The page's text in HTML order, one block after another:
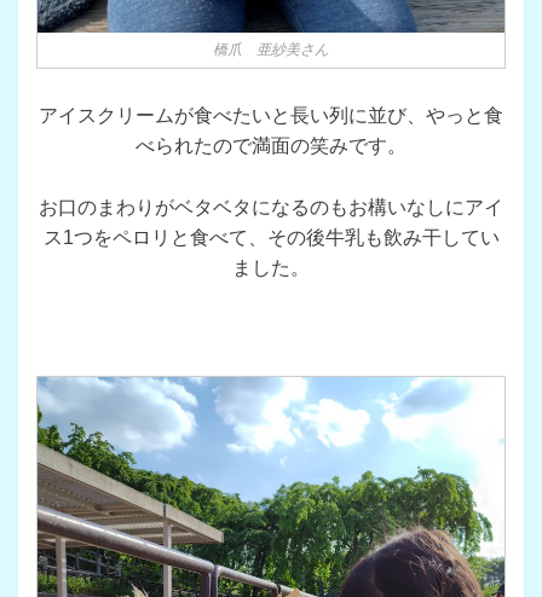
橋爪 亜紗美さん
アイスクリームが食べたいと長い列に並び、やっと食
べられたので満面の笑みです。
お口のまわりがベタベタになるのもお構いなしにアイ
ス1つをペロリと食べて、その後牛乳も飲み干してい
ました。